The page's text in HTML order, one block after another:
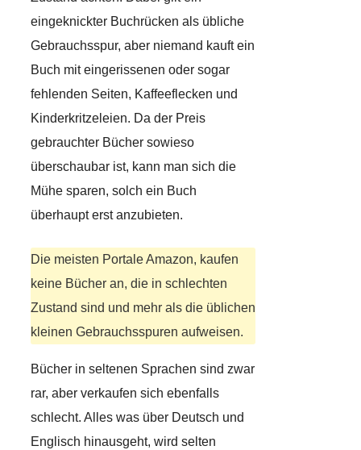
eingeknickter Buchrücken als übliche
Gebrauchsspur, aber niemand kauft ein
Buch mit eingerissenen oder sogar
fehlenden Seiten, Kaffeeflecken und
Kinderkritzeleien. Da der Preis
gebrauchter Bücher sowieso
überschaubar ist, kann man sich die
Mühe sparen, solch ein Buch
überhaupt erst anzubieten.
Die meisten Portale Amazon, kaufen
keine Bücher an, die in schlechten
Zustand sind und mehr als die üblichen
kleinen Gebrauchsspuren aufweisen.
Bücher in seltenen Sprachen sind zwar
rar, aber verkaufen sich ebenfalls
schlecht. Alles was über Deutsch und
Englisch hinausgeht, wird selten